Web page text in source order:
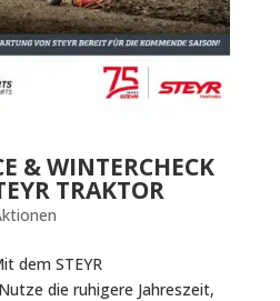
& WINTERCHECK
TRAKTOR
dem STEYR
die ruhigere Jahreszeit,